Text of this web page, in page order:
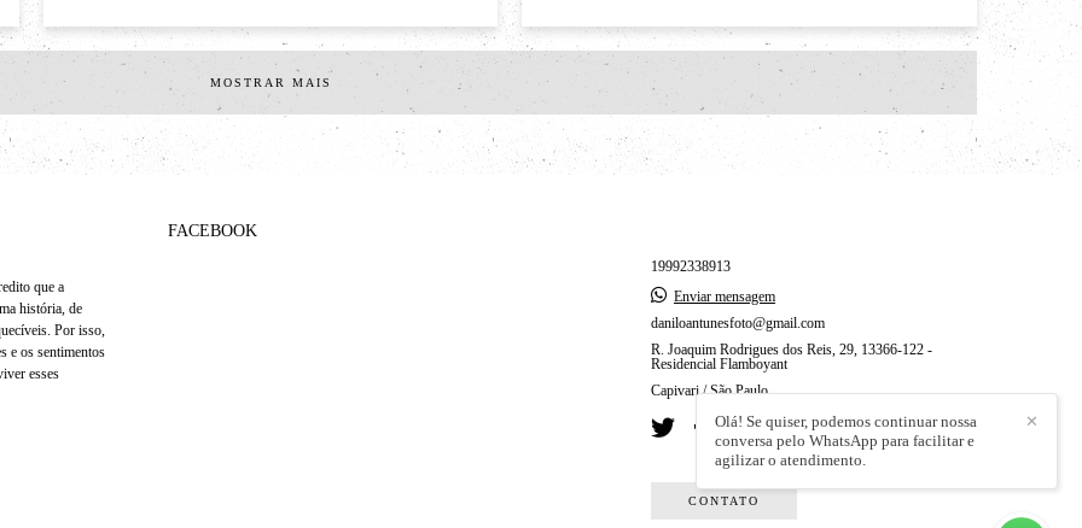
MOSTRAR MAIS
que a
história, de
Por isso,
e os sentimentos
esses
FACEBOOK
19992338913
Enviar mensagem
daniloantunesfoto@gmail.com
R. Joaquim Rodrigues dos Reis, 29, 13366-122 -
Residencial Flamboyant
Capivari / São Paulo
CONTATO
✕
Olá! Se quiser, podemos continuar nossa
conversa pelo WhatsApp para facilitar e
agilizar o atendimento.